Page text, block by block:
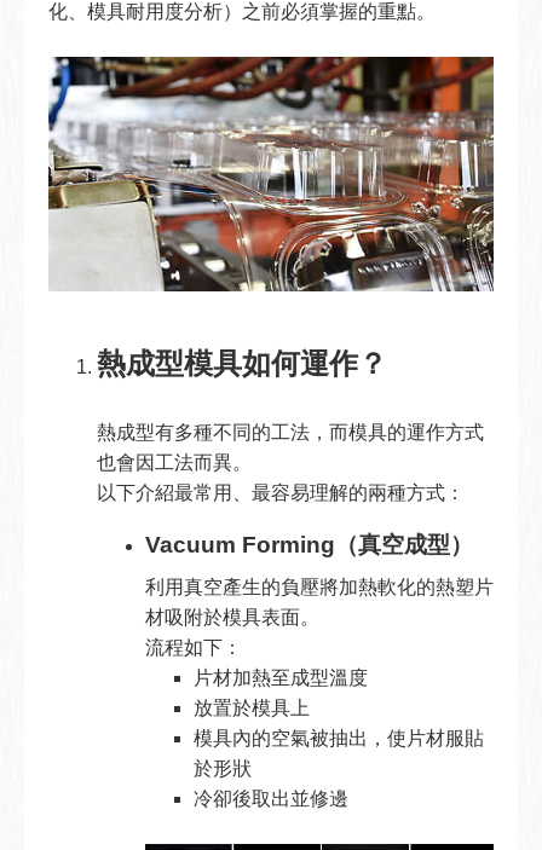
化、模具耐用度分析）之前必須掌握的重點。
熱成型模具如何運作？
熱成型有多種不同的工法，而模具的運作方式
也會因工法而異。
以下介紹最常用、最容易理解的兩種方式：
Vacuum Forming（真空成型）
利用真空產生的負壓將加熱軟化的熱塑片
材吸附於模具表面。
流程如下：
片材加熱至成型溫度
放置於模具上
模具內的空氣被抽出，使片材服貼
於形狀
冷卻後取出並修邊